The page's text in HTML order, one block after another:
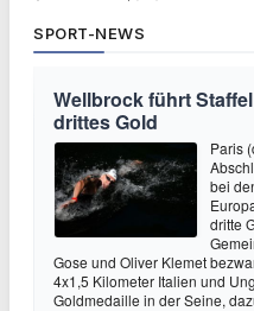
SPORT-NEWS
Wellbrock führt
drittes Gold
Paris
bei
dritte
Gose und Oliver Klemet
4x1,5 Kilometer Italien und
Goldmedaille in der Seine,